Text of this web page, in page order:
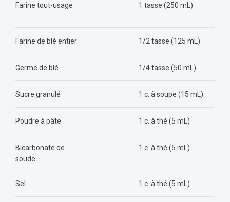
Farine tout-usage 1 tasse (250 mL)
Farine de blé entier 1/2 tasse (125 mL)
Germe de blé 1/4 tasse (50 mL)
Sucre granulé 1 c. à soupe (15 mL)
Poudre à pâte 1 c. à thé (5 mL)
Bicarbonate de
soude
1 c. à thé (5 mL)
Sel 1 c. à thé (5 mL)